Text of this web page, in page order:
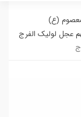
(ع)
عجل لولیک الفرج